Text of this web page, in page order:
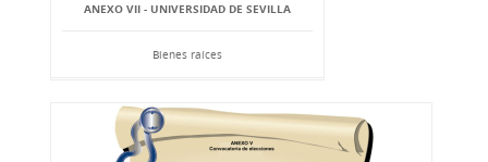
ANEXO VII - UNIVERSIDAD DE SEVILLA
Bienes raíces